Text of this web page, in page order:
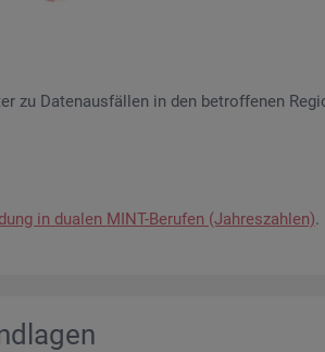
zu Da­ten­aus­fäl­len in den be­trof­fe­nen
in dua­len MINT-Be­ru­fen (Jah­res­zah­len).